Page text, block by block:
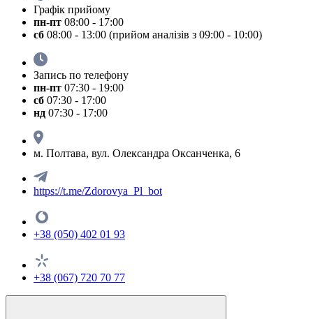
Графік прийому
пн-пт 08:00 - 17:00
сб 08:00 - 13:00 (прийом аналізів з 09:00 - 10:00)
Запись по телефону
пн-пт 07:30 - 19:00
сб 07:30 - 17:00
нд 07:30 - 17:00
м. Полтава, вул. Олександра Оксанченка, 6
https://t.me/Zdorovya_Pl_bot
+38 (050) 402 01 93
+38 (067) 720 70 77